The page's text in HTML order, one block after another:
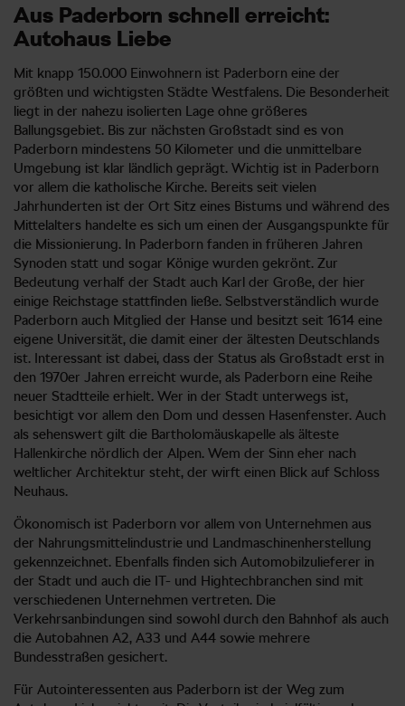
Aus Paderborn schnell erreicht:
Autohaus Liebe
Mit knapp 150.000 Einwohnern ist Paderborn eine der
größten und wichtigsten Städte Westfalens. Die Besonderheit
liegt in der nahezu isolierten Lage ohne größeres
Ballungsgebiet. Bis zur nächsten Großstadt sind es von
Paderborn mindestens 50 Kilometer und die unmittelbare
Umgebung ist klar ländlich geprägt. Wichtig ist in Paderborn
vor allem die katholische Kirche. Bereits seit vielen
Jahrhunderten ist der Ort Sitz eines Bistums und während des
Mittelalters handelte es sich um einen der Ausgangspunkte für
die Missionierung. In Paderborn fanden in früheren Jahren
Synoden statt und sogar Könige wurden gekrönt. Zur
Bedeutung verhalf der Stadt auch Karl der Große, der hier
einige Reichstage stattfinden ließe. Selbstverständlich wurde
Paderborn auch Mitglied der Hanse und besitzt seit 1614 eine
eigene Universität, die damit einer der ältesten Deutschlands
ist. Interessant ist dabei, dass der Status als Großstadt erst in
den 1970er Jahren erreicht wurde, als Paderborn eine Reihe
neuer Stadtteile erhielt. Wer in der Stadt unterwegs ist,
besichtigt vor allem den Dom und dessen Hasenfenster. Auch
als sehenswert gilt die Bartholomäuskapelle als älteste
Hallenkirche nördlich der Alpen. Wem der Sinn eher nach
weltlicher Architektur steht, der wirft einen Blick auf Schloss
Neuhaus.
Ökonomisch ist Paderborn vor allem von Unternehmen aus
der Nahrungsmittelindustrie und Landmaschinenherstellung
gekennzeichnet. Ebenfalls finden sich Automobilzulieferer in
der Stadt und auch die IT- und Hightechbranchen sind mit
verschiedenen Unternehmen vertreten. Die
Verkehrsanbindungen sind sowohl durch den Bahnhof als auch
die Autobahnen A2, A33 und A44 sowie mehrere
Bundesstraßen gesichert.
Für Autointeressenten aus Paderborn ist der Weg zum